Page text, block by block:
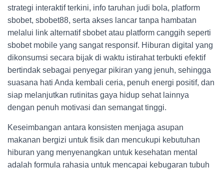
strategi interaktif terkini, info taruhan judi bola, platform
sbobet, sbobet88, serta akses lancar tanpa hambatan
melalui link alternatif sbobet atau platform canggih seperti
sbobet mobile yang sangat responsif. Hiburan digital yang
dikonsumsi secara bijak di waktu istirahat terbukti efektif
bertindak sebagai penyegar pikiran yang jenuh, sehingga
suasana hati Anda kembali ceria, penuh energi positif, dan
siap melanjutkan rutinitas gaya hidup sehat lainnya
dengan penuh motivasi dan semangat tinggi.
Keseimbangan antara konsisten menjaga asupan
makanan bergizi untuk fisik dan mencukupi kebutuhan
hiburan yang menyenangkan untuk kesehatan mental
adalah formula rahasia untuk mencapai kebugaran tubuh